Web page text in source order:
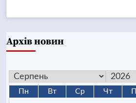
Архів новин
Пн Вт Ср Чт